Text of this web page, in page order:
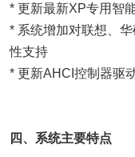
* 更新最新XP专用智
* 系统增加对联想、
性支持
* 更新AHCI控制器驱
四、系统主要特点